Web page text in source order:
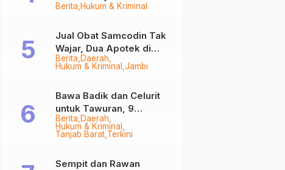
Berita Hukum & Kriminal
Ringkus Komplotan
Tungkal
Berita Daerah
Hukum & Kriminal Jambi
Jual Obat Samcodin Tak
Wajar, Dua Apotek di
Tanjab Barat Disegel
Berita Daerah
Hukum & Kriminal
Tanjab Barat Terkini
Bawa Badik dan Celurit
untuk Tawuran, 9
Anggota Geng Motor di
Tanjab Barat Diringkus
Sempit dan Rawan